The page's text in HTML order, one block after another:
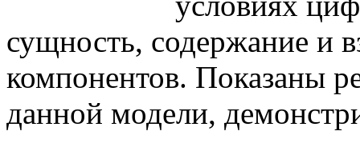
сущность, содержание и
компонентов. Показаны
данной модели,